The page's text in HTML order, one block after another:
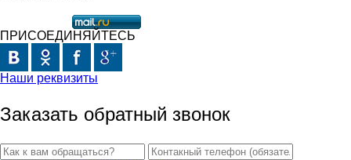
ПРИСОЕДИНЯЙТЕСЬ
Наши реквизиты
Заказать обратный звонок